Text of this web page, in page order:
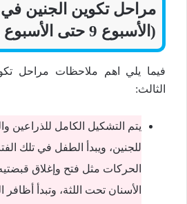
مراحل تكوين الجنين في
(الأسبوع 9 حتى الأسبوع 12)
فيما يلي اهم ملاحظات مراحل
الثالث:
يتم التشكيل الكامل للذراعين
للجنين، ويبدأ الطفل في تلك
الحركات مثل فتح وإغلاق
الأسنان تحت اللثة، وتبدأ